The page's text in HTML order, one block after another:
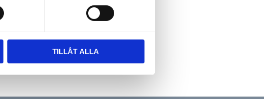
TILLÅT ALLA